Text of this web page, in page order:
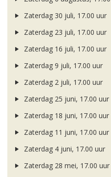
Zaterdag 30 juli, 17.00 uur
Zaterdag 23 juli, 17.00 uur
Zaterdag 16 juli, 17.00 uur
Zaterdag 9 juli, 17.00 uur
Zaterdag 2 juli, 17.00 uur
Zaterdag 25 juni, 17.00 uur
Zaterdag 18 juni, 17.00 uur
Zaterdag 11 juni, 17.00 uur
Zaterdag 4 juni, 17.00 uur
Zaterdag 28 mei, 17.00 uur